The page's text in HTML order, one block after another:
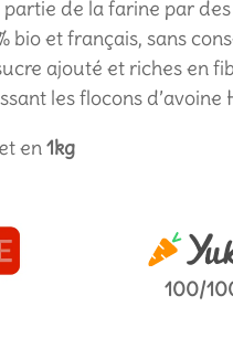
de la farine par
bio et français, sans
ajouté et riches en
les flocons d’avoine
en1kg
100/